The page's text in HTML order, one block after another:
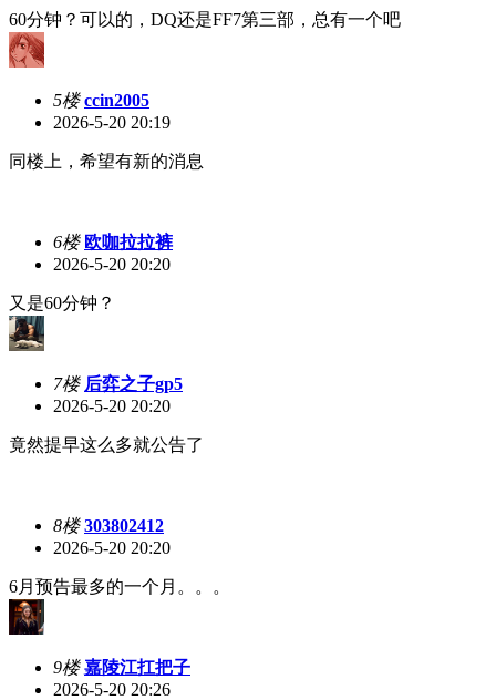
60分钟？可以的，DQ还是FF7第三部，总有一个吧
5楼 ccin2005
2026-5-20 20:19
同楼上，希望有新的消息
6楼 欧咖拉拉裤
2026-5-20 20:20
又是60分钟？
7楼 后弈之子gp5
2026-5-20 20:20
竟然提早这么多就公告了
8楼 303802412
2026-5-20 20:20
6月预告最多的一个月。。。
9楼 嘉陵江扛把子
2026-5-20 20:26